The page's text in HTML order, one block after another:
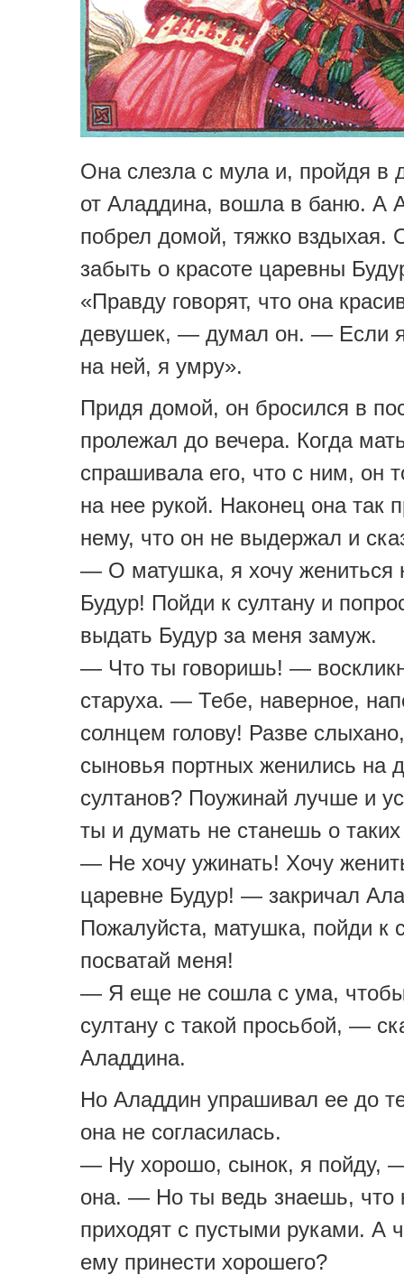
Она слезла с мула и, пройдя в
от Аладдина, вошла в баню. А
побрел домой, тяжко вздыхая.
забыть о красоте царевны
«Правду говорят, что она
девушек, — думал он. — Если
на ней, я умру».
Придя домой, он бросился в
пролежал до вечера. Когда
спрашивала его, что с ним, он
на нее рукой. Наконец она так
нему, что он не выдержал и
— О матушка, я хочу жениться
Будур! Пойди к султану и
выдать Будур за меня замуж.
— Что ты говоришь! —
старуха. — Тебе, наверное,
солнцем голову! Разве
сыновья портных женились на
султанов? Поужинай лучше и
ты и думать не станешь о
— Не хочу ужинать! Хочу
царевне Будур! — закричал
Пожалуйста, матушка, пойди к
посватай меня!
— Я еще не сошла с ума,
султану с такой просьбой, —
Аладдина.
Но Аладдин упрашивал ее до
она не согласилась.
— Ну хорошо, сынок, я пойду,
она. — Но ты ведь знаешь, что
приходят с пустыми руками. А
ему принести хорошего?